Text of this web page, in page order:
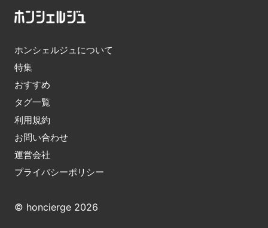
ホンシェルジュについて
特集
おすすめ
タグ一覧
利用規約
お問い合わせ
運営会社
プライバシーポリシー
© honcierge 2026